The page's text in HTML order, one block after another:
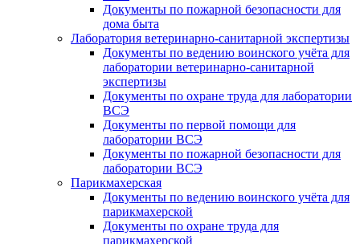
Документы по пожарной безопасности для
дома быта
Лаборатория ветеринарно-санитарной экспертизы
Документы по ведению воинского учёта для
лаборатории ветеринарно-санитарной
экспертизы
Документы по охране труда для лаборатории
ВСЭ
Документы по первой помощи для
лаборатории ВСЭ
Документы по пожарной безопасности для
лаборатории ВСЭ
Парикмахерская
Документы по ведению воинского учёта для
парикмахерской
Документы по охране труда для
парикмахерской